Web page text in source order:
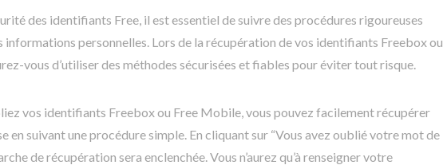
des identifiants Free, il est essentiel de suivre des procédures rigoureuses
personnelles. Lors de la récupération de vos identifiants Freebox ou
vous d’utiliser des méthodes sécurisées et fiables pour éviter tout risque.
vos identifiants Freebox ou Free Mobile, vous pouvez facilement récupérer
en suivant une procédure simple. En cliquant sur “Vous avez oublié votre mot de
de récupération sera enclenchée. Vous n’aurez qu’à renseigner votre